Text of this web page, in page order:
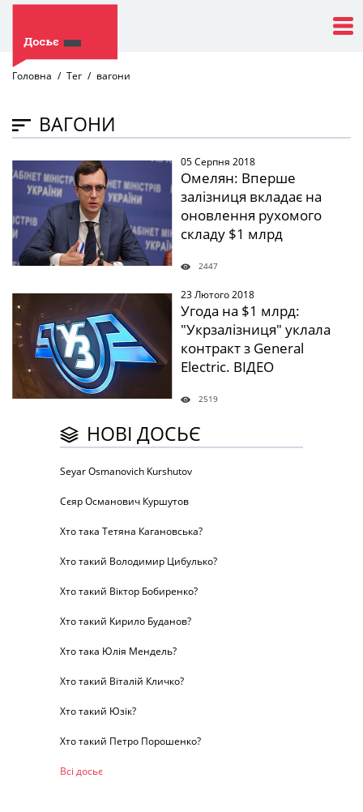
Головна Тег вагони
ВАГОНИ
" /> 05 Серпня 2018
Омелян: Вперше
залізниця вкладає на
оновлення рухомого
складу $1 млрд
2447
23 Лютого 2018
Угода на $1 млрд:
"Укрзалізниця" уклала
контракт з General
Еlectric. ВІДЕО
2519
НОВІ ДОСЬЄ
Seyar Osmanovich Kurshutov
Сєяр Османович Куршутов
Хто така Тетяна Кагановська?
Хто такий Володимир Цибулько?
Хто такий Віктор Бобиренко?
Хто такий Кирило Буданов?
Хто така Юлія Мендель?
Хто такий Віталій Кличко?
Хто такий Юзік?
Хто такий Петро Порошенко?
Всі досьє